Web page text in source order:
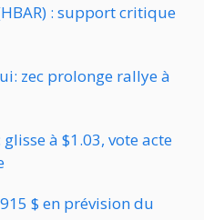
: support critique
zec prolonge rallye à
à $1.03, vote acte
$ en prévision du